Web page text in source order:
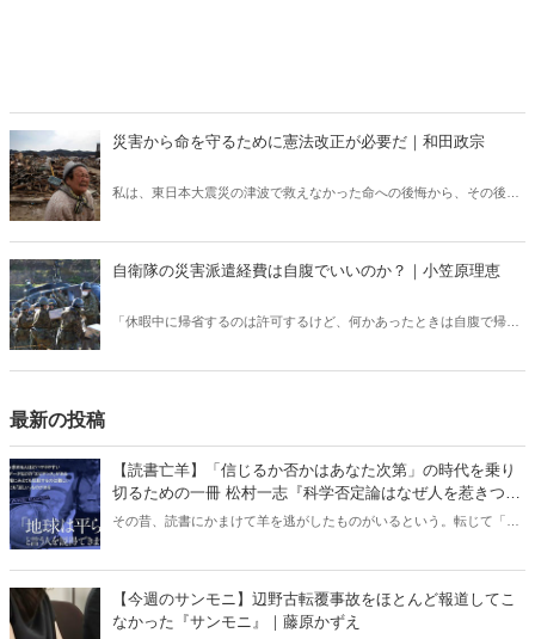
災害から命を守るために憲法改正が必要だ｜和田政宗
私は、東日本大震災の津波で救えなかった命への後悔から、その後、
などの緊急時に対応できる憲法に現行憲法はなっていない――。
自衛隊の災害派遣経費は自腹でいいのか？｜小笠原理恵
「休暇中に帰省するのは許可するけど、何かあったときは自腹で帰っ
最新の投稿
【読書亡羊】「信じるか否かはあなた次第」の時代を乗り
切るための一冊 松村一志『科学否定論はなぜ人を惹きつけ
るのか』（ちくま新書）｜梶原麻衣子
その昔、読書にかまけて羊を逃がしたものがいるという。転じて「読
ある。元月刊『Hanada』編集部員のライター・梶原がお送りする時事
書評！
【今週のサンモニ】辺野古転覆事故をほとんど報道してこ
なかった『サンモニ』｜藤原かずえ